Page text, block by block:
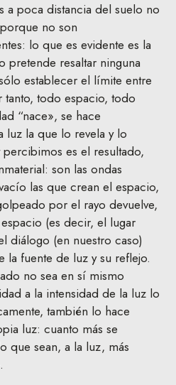
a poca distancia del suelo no
no son
lo que es evidente es la
pretende resaltar ninguna
establecer el límite entre
tanto, todo espacio, todo
“nace», se hace
la que lo revela y lo
es el resultado,
son las ondas
las que crean el espacio,
por el rayo devuelve,
(es decir, el lugar
diálogo (en nuestro caso)
la fuente de luz y su reflejo.
no sea en sí mismo
a la intensidad de la luz lo
también lo hace
luz: cuanto más se
que sean, a la luz, más